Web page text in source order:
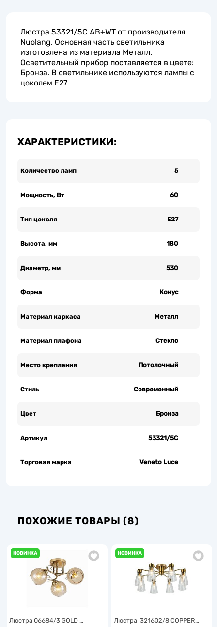
Люстра 53321/5C AB+WT от производителя
Nuolang. Основная часть светильника
изготовлена из материала Металл.
Осветительный прибор поставляется в цвете:
Бронза. В светильнике используются лампы с
цоколем E27.
ХАРАКТЕРИСТИКИ:
Количество ламп 5
Мощность, Вт 60
Тип цоколя Е27
Высота, мм 180
Диаметр, мм 530
Форма Конус
Материал каркаса Металл
Материал плафона Стекло
Место крепления Потолочный
Стиль Современный
Цвет Бронза
Артикул 53321/5C
Торговая марка Veneto Luce
ПОХОЖИЕ ТОВАРЫ (8)
НОВИНКА
Люстра 06684/3 GOLD …
НОВИНКА
Люстра 321602/8 COPPER…